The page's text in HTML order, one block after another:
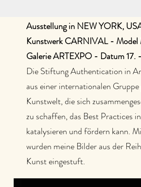
Ausstellung in NEW YORK,
Kunstwerk CARNIVAL -
Galerie ARTEXPO - Datum
Die Stiftung Authentication in
aus einer internationalen
Kunstwelt, die sich
zu schaffen, das Best Practices
katalysieren und fördern kann.
wurden meine Bilder aus der
Kunst eingestuft.